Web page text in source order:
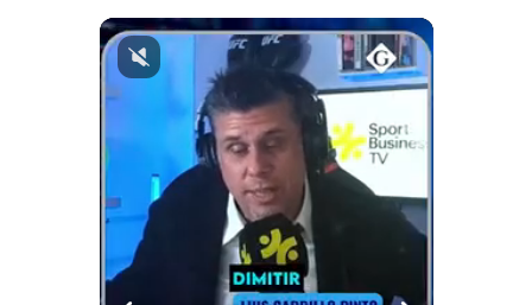
Club del Suscriptor
Notas Contratadas